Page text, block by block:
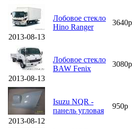
2013-08-13
Лобовое стекло
Hino Ranger
3640р
2013-08-13
Лобовое стекло
BAW Fenix
3080р
2013-08-12
Isuzu NQR -
панель угловая
950р